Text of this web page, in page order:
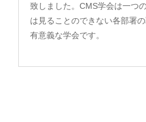
致しました。CMS学会は一つ
は見ることのできない各部署
有意義な学会です。